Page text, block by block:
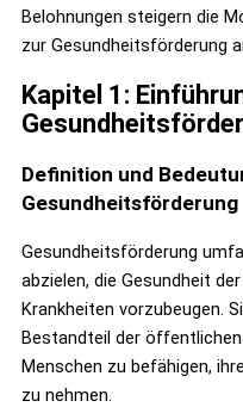
Belohnungen steigern die
zur Gesundheitsförderung
Kapitel 1:
Definition und
Gesundheitsförderung
Gesundheitsförderung
abzielen, die Gesundheit
Krankheiten vorzubeugen.
Bestandteil der
Menschen zu befähigen,
zu nehmen.